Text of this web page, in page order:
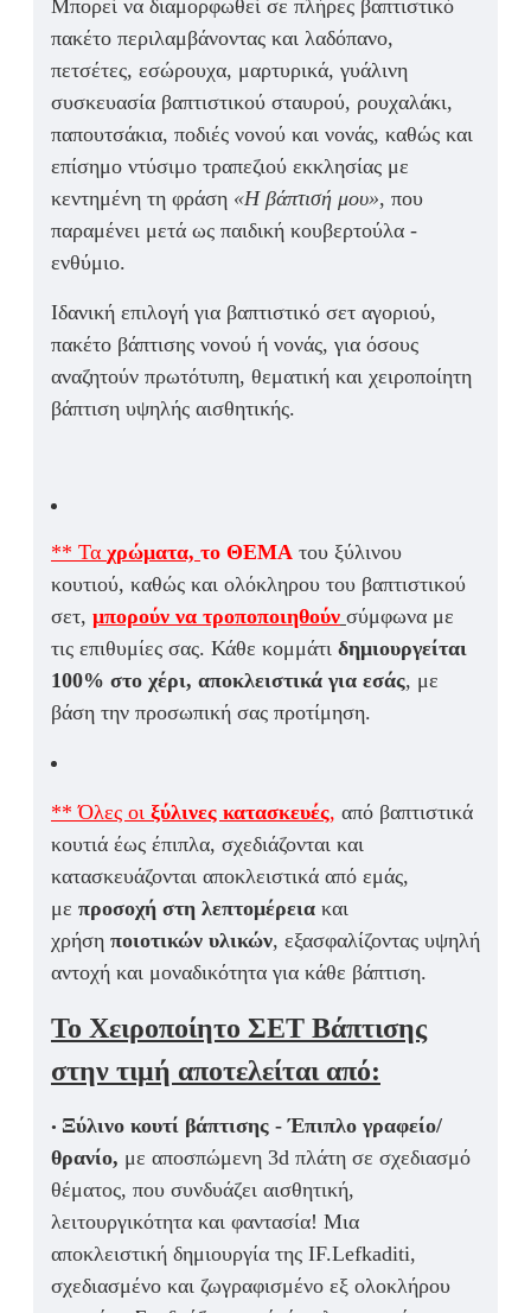
Μπορεί να διαμορφωθεί σε πλήρες βαπτιστικό
πακέτο περιλαμβάνοντας και λαδόπανο,
πετσέτες, εσώρουχα, μαρτυρικά, γυάλινη
συσκευασία βαπτιστικού σταυρού, ρουχαλάκι,
παπουτσάκια, ποδιές νονού και νονάς, καθώς και
επίσημο ντύσιμο τραπεζιού εκκλησίας με
κεντημένη τη φράση «Η βάπτισή μου», που
παραμένει μετά ως παιδική κουβερτούλα -
ενθύμιο.
Ιδανική επιλογή για βαπτιστικό σετ αγοριού,
πακέτο βάπτισης νονού ή νονάς, για όσους
αναζητούν πρωτότυπη, θεματική και χειροποίητη
βάπτιση υψηλής αισθητικής.
** Τα χρώματα, το ΘΕΜΑ του ξύλινου
κουτιού, καθώς και ολόκληρου του βαπτιστικού
σετ, μπορούν να τροποποιηθούν σύμφωνα με
τις επιθυμίες σας. Κάθε κομμάτι δημιουργείται
100% στο χέρι, αποκλειστικά για εσάς, με
βάση την προσωπική σας προτίμηση.
** Όλες οι ξύλινες κατασκευές, από βαπτιστικά
κουτιά έως έπιπλα, σχεδιάζονται και
κατασκευάζονται αποκλειστικά από εμάς,
με προσοχή στη λεπτομέρεια και
χρήση ποιοτικών υλικών, εξασφαλίζοντας υψηλή
αντοχή και μοναδικότητα για κάθε βάπτιση.
Το Χειροποίητο ΣΕΤ Βάπτισης
στην τιμή αποτελείται από:
• Ξύλινο κουτί βάπτισης - Έπιπλο γραφείο/
θρανίο, με αποσπώμενη 3d πλάτη σε σχεδιασμό
θέματος, που συνδυάζει αισθητική,
λειτουργικότητα και φαντασία! Μια
αποκλειστική δημιουργία της IF.Lefkaditi,
σχεδιασμένο και ζωγραφισμένο εξ ολοκλήρου